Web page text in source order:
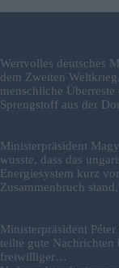
Wertvolles deutsches
dem Zweiten Weltkrieg,
menschliche Überreste
Sprengstoff aus der
Ministerpräsident
wusste, dass das
Energiesystem kurz
Zusammenbruch
Ministerpräsident
teilte gute Nachrichten
freiwilliger